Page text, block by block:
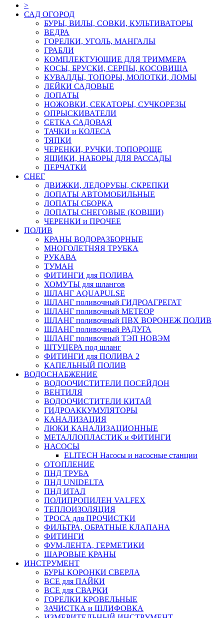
>
САД ОГОРОД
БУРЫ, ВИЛЫ, СОВКИ, КУЛЬТИВАТОРЫ
ВЕДРА
ГОРЕЛКИ, УГОЛЬ, МАНГАЛЫ
ГРАБЛИ
КОМПЛЕКТУЮШИЕ ДЛЯ ТРИММЕРА
КОСЫ, БРУСКИ, СЕРПЫ, КОСОВИЩА
КУВАЛДЫ, ТОПОРЫ, МОЛОТКИ, ЛОМЫ
ЛЕЙКИ САДОВЫЕ
ЛОПАТЫ
НОЖОВКИ, СЕКАТОРЫ, СУЧКОРЕЗЫ
ОПРЫСКИВАТЕЛИ
СЕТКА САДОВАЯ
ТАЧКИ и КОЛЕСА
ТЯПКИ
ЧЕРЕНКИ, РУЧКИ, ТОПОРОЩЕ
ЯЩИКИ, НАБОРЫ ДЛЯ РАССАДЫ
ПЕРЧАТКИ
СНЕГ
ДВИЖКИ, ЛЕДОРУБЫ, СКРЕПКИ
ЛОПАТЫ АВТОМОБИЛЬНЫЕ
ЛОПАТЫ СБОРКА
ЛОПАТЫ СНЕГОВЫЕ (КОВШИ)
ЧЕРЕНКИ и ПРОЧЕЕ
ПОЛИВ
КРАНЫ ВОДОРАЗБОРНЫЕ
МНОГОЛЕТНЯЯ ТРУБКА
РУКАВА
ТУМАН
ФИТИНГИ для ПОЛИВА
ХОМУТЫ для шлангов
ШЛАНГ AQUAPULSE
ШЛАНГ поливочный ГИДРОАГРЕГАТ
ШЛАНГ поливочный МЕТЕОР
ШЛАНГ поливочный ПВХ ВОРОНЕЖ ПОЛИВ
ШЛАНГ поливочный РАДУГА
ШЛАНГ поливочный ТЭП НОВЭМ
ШТУЦЕРА под шланг
ФИТИНГИ для ПОЛИВА 2
КАПЕЛЬНЫЙ ПОЛИВ
ВОДОСНАБЖЕНИЕ
ВОДООЧИСТИТЕЛИ ПОСЕЙДОН
ВЕНТИЛЯ
ВОДООЧИСТИТЕЛИ КИТАЙ
ГИДРОАККУМУЛЯТОРЫ
КАНАЛИЗАЦИЯ
ЛЮКИ КАНАЛИЗАЦИОННЫЕ
МЕТАЛЛОПЛАСТИК и ФИТИНГИ
НАСОСЫ
ELITECH Насосы и насосные станции
ОТОПЛЕНИЕ
ПНД ТРУБА
ПНД UNIDELTA
ПНД ИТАЛ
ПОЛИПРОПИЛЕН VALFEX
ТЕПЛОИЗОЛЯЦИЯ
ТРОСА для ПРОЧИСТКИ
ФИЛЬТРА, ОБРАТНЫЕ КЛАПАНА
ФИТИНГИ
ФУМ-ЛЕНТА, ГЕРМЕТИКИ
ШАРОВЫЕ КРАНЫ
ИНСТРУМЕНТ
БУРЫ КОРОНКИ СВЕРЛА
ВСЕ для ПАЙКИ
ВСЕ для СВАРКИ
ГОРЕЛКИ КРОВЕЛЬНЫЕ
ЗАЧИСТКА и ШЛИФОВКА